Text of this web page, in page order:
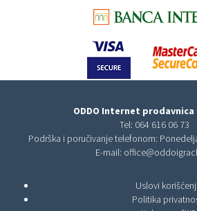
ODDO Internet
Tel: 064 616 06 73
Podrška i poručivanje telefonom:
E-mail:
Uslovi
Politika